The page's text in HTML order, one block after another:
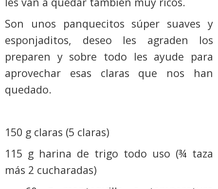
Son unos panquecitos súper suaves y
esponjaditos, deseo les agraden los
preparen y sobre todo les ayude para
aprovechar esas claras que nos han
quedado.
150 g claras (5 claras)
115 g harina de trigo todo uso (¾ taza
más 2 cucharadas)